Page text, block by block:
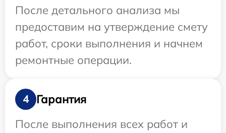
После детального анализа мы
предоставим на утверждение смету
работ, сроки выполнения и начнем
ремонтные операции.
4
Гарантия
После выполнения всех работ и